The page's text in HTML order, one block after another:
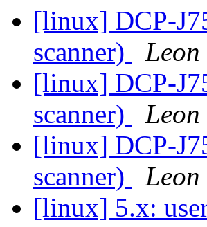
[linux] DCP-
scanner)
Leon
[linux] DCP-
scanner)
Leon
[linux] DCP-
scanner)
Leon
[linux] 5.x: